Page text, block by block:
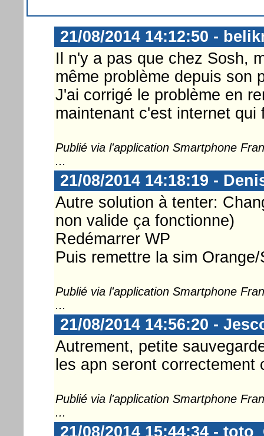
21/08/2014 14:12:50 -
Il n'y a pas que chez Sosh,
même problème depuis son
J'ai corrigé le problème en
maintenant c'est internet qui
Publié via l'application Smartphone
...
21/08/2014 14:18:19 -
Autre solution à tenter:
non valide ça fonctionne)
Redémarrer WP
Puis remettre la sim Orange/
Publié via l'application Smartphone
...
21/08/2014 14:56:20 -
Autrement, petite
les apn seront correctement
Publié via l'application Smartphone
...
21/08/2014 15:44:34 -